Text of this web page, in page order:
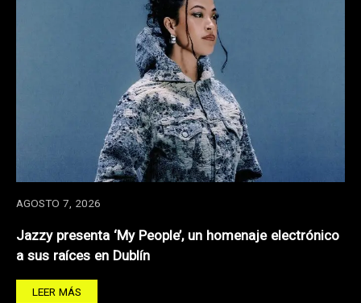
AGOSTO 7, 2026
Jazzy presenta ‘My People’, un homenaje electrónico
a sus raíces en Dublín
LEER MÁS